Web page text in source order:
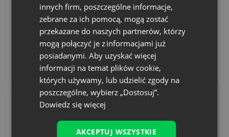
Akcesoria i dekoracje Zestawy
innych firm, poszczególne informacje,
zebrane za ich pomocą, mogą zostać
przekazane do naszych partnerów, którzy
mogą połączyć je z informacjami już
posiadanymi. Aby uzyskać więcej
informacji na temat plików cookie,
których używamy, lub udzielić zgody na
poszczególne, wybierz „Dostosuj”.
Dowiedz się więcej
AKCEPTUJ WSZYSTKIE